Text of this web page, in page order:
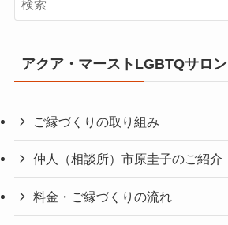
アクア・マーストLGBTQサロン
ご縁づくりの取り組み
仲人（相談所）市原圭子のご紹介
料金・ご縁づくりの流れ